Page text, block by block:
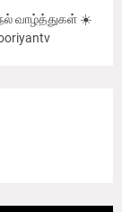
வாழ்த்துகள் ☀️